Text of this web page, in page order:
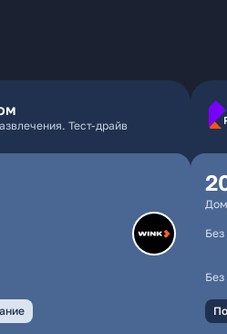
Тест-драйв